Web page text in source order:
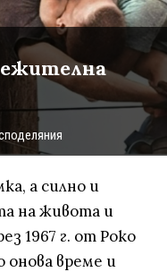
а силно и
на живота и
1967 г. от Роко
онова време и